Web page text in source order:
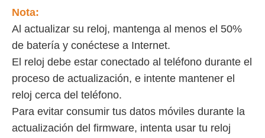
Nota:
Al actualizar su reloj, mantenga al menos el 50%
de batería y conéctese a Internet.
El reloj debe estar conectado al teléfono durante el
proceso de actualización, e intente mantener el
reloj cerca del teléfono.
Para evitar consumir tus datos móviles durante la
actualización del firmware, intenta usar tu reloj